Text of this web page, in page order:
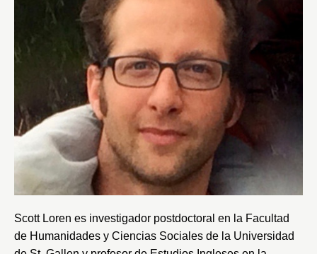
Scott Loren es investigador postdoctoral en la Facultad
de Humanidades y Ciencias Sociales de la Universidad